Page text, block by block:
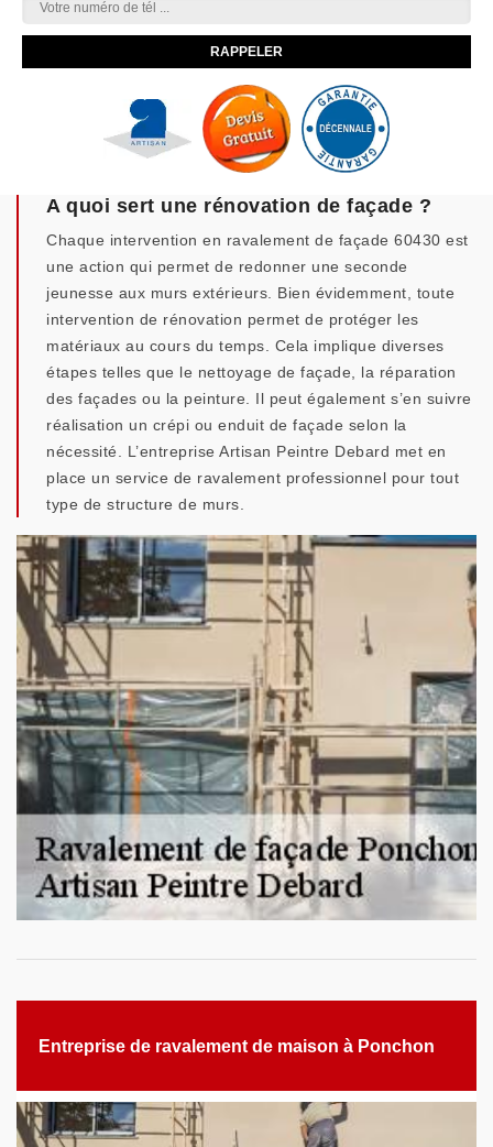
A quoi sert une rénovation de façade ?
Chaque intervention en ravalement de façade 60430 est
une action qui permet de redonner une seconde
jeunesse aux murs extérieurs. Bien évidemment, toute
intervention de rénovation permet de protéger les
matériaux au cours du temps. Cela implique diverses
étapes telles que le nettoyage de façade, la réparation
des façades ou la peinture. Il peut également s’en suivre
réalisation un crépi ou enduit de façade selon la
nécessité. L’entreprise Artisan Peintre Debard met en
place un service de ravalement professionnel pour tout
type de structure de murs.
Entreprise de ravalement de maison à Ponchon